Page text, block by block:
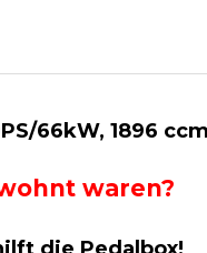
66kW, 1896
waren?